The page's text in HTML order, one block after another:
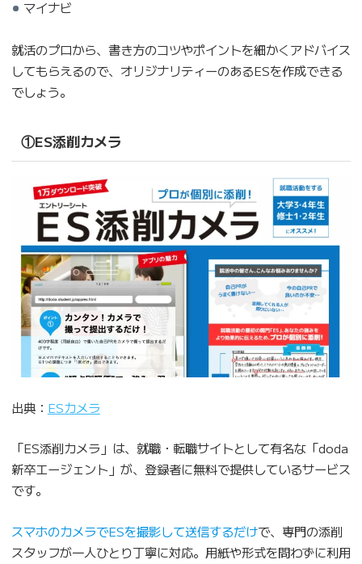
マイナビ
就活のプロから、書き方のコツやポイントを細かくアドバイス
してもらえるので、オリジナリティーのあるESを作成できる
でしょう。
①ES添削カメラ
出典： ESカメラ
「ES添削カメラ」は、就職・転職サイトとして有名な「doda
新卒エージェント」が、登録者に無料で提供しているサービス
です。
スマホのカメラでESを撮影して送信するだけで、専門の添削
スタッフが一人ひとり丁寧に対応。用紙や形式を問わずに利用